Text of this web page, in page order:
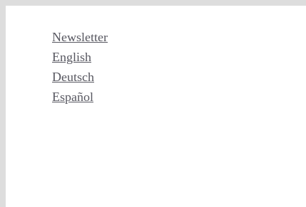
Newsletter
English
Deutsch
Español